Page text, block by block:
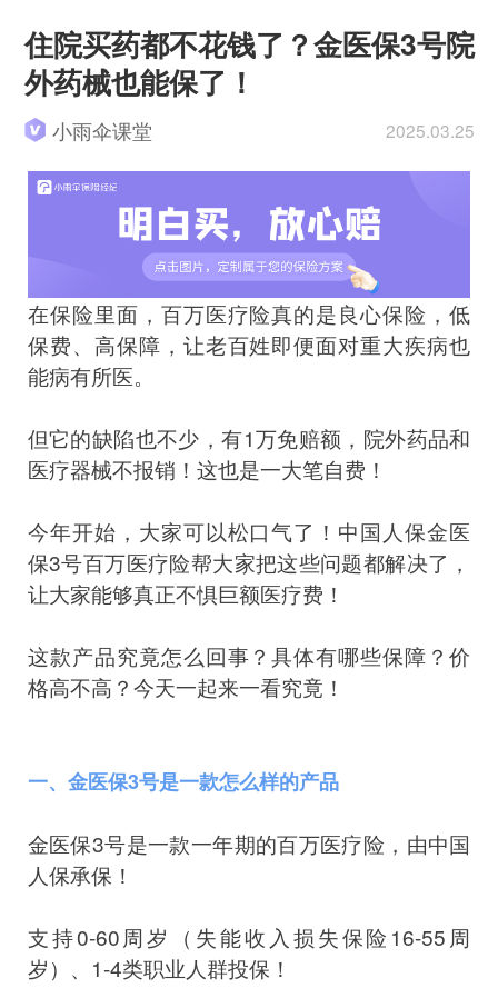
住院买药都不花钱了？金医保3号院
外药械也能保了！
小雨伞课堂 2025.03.25
在保险里面，百万医疗险真的是良心保险，低
保费、高保障，让老百姓即便面对重大疾病也
能病有所医。
但它的缺陷也不少，有1万免赔额，院外药品和
医疗器械不报销！这也是一大笔自费！
今年开始，大家可以松口气了！中国人保金医
保3号百万医疗险帮大家把这些问题都解决了，
让大家能够真正不惧巨额医疗费！
这款产品究竟怎么回事？具体有哪些保障？价
格高不高？今天一起来一看究竟！
一、金医保3号是一款怎么样的产品
金医保3号是一款一年期的百万医疗险，由中国
人保承保！
支持0-60周岁（失能收入损失保险16-55周
岁）、1-4类职业人群投保！